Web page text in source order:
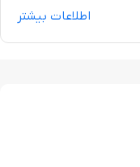
اطلاعات بیشتر